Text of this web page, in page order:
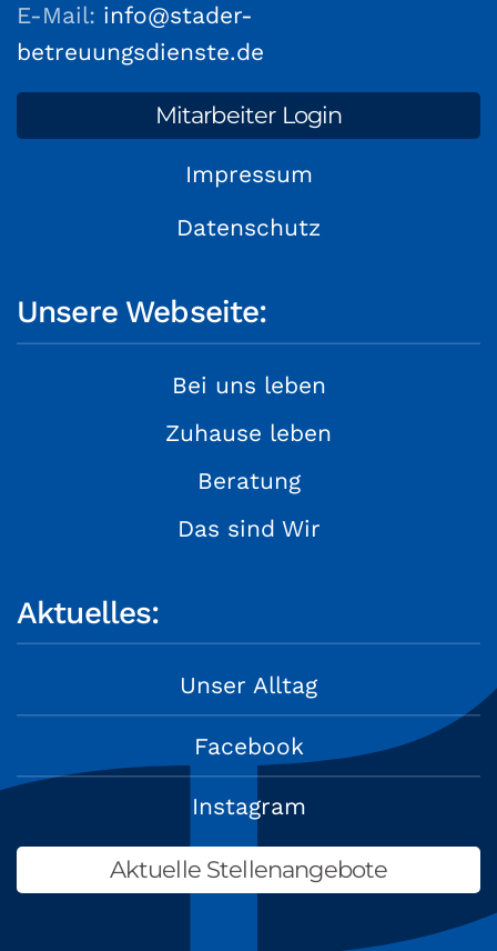
E-Mail: info@stader-
betreuungsdienste.de
Mitarbeiter Login
Impressum
Datenschutz
Unsere Webseite:
Bei uns leben
Zuhause leben
Beratung
Das sind Wir
Aktuelles:
Unser Alltag
Facebook
Instagram
Aktuelle Stellenangebote